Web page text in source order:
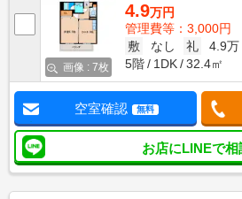
画像 : 7枚
4.9万円
管理費等：3,000円
敷
なし 礼
4.9万
5階
1DK 32.4㎡
空室確認 無料
お店にLINEで相